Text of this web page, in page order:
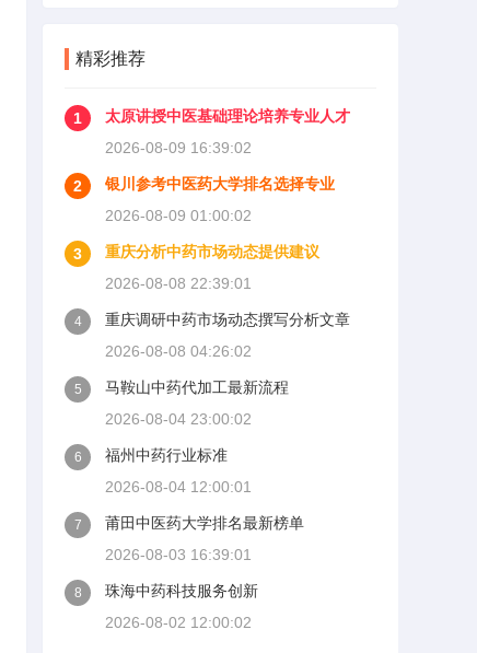
精彩推荐
1
太原讲授中医基础理论培养专业人才
2026-08-09 16:39:02
2
银川参考中医药大学排名选择专业
2026-08-09 01:00:02
3
重庆分析中药市场动态提供建议
2026-08-08 22:39:01
4
重庆调研中药市场动态撰写分析文章
2026-08-08 04:26:02
5
马鞍山中药代加工最新流程
2026-08-04 23:00:02
6
福州中药行业标准
2026-08-04 12:00:01
7
莆田中医药大学排名最新榜单
2026-08-03 16:39:01
8
珠海中药科技服务创新
2026-08-02 12:00:02